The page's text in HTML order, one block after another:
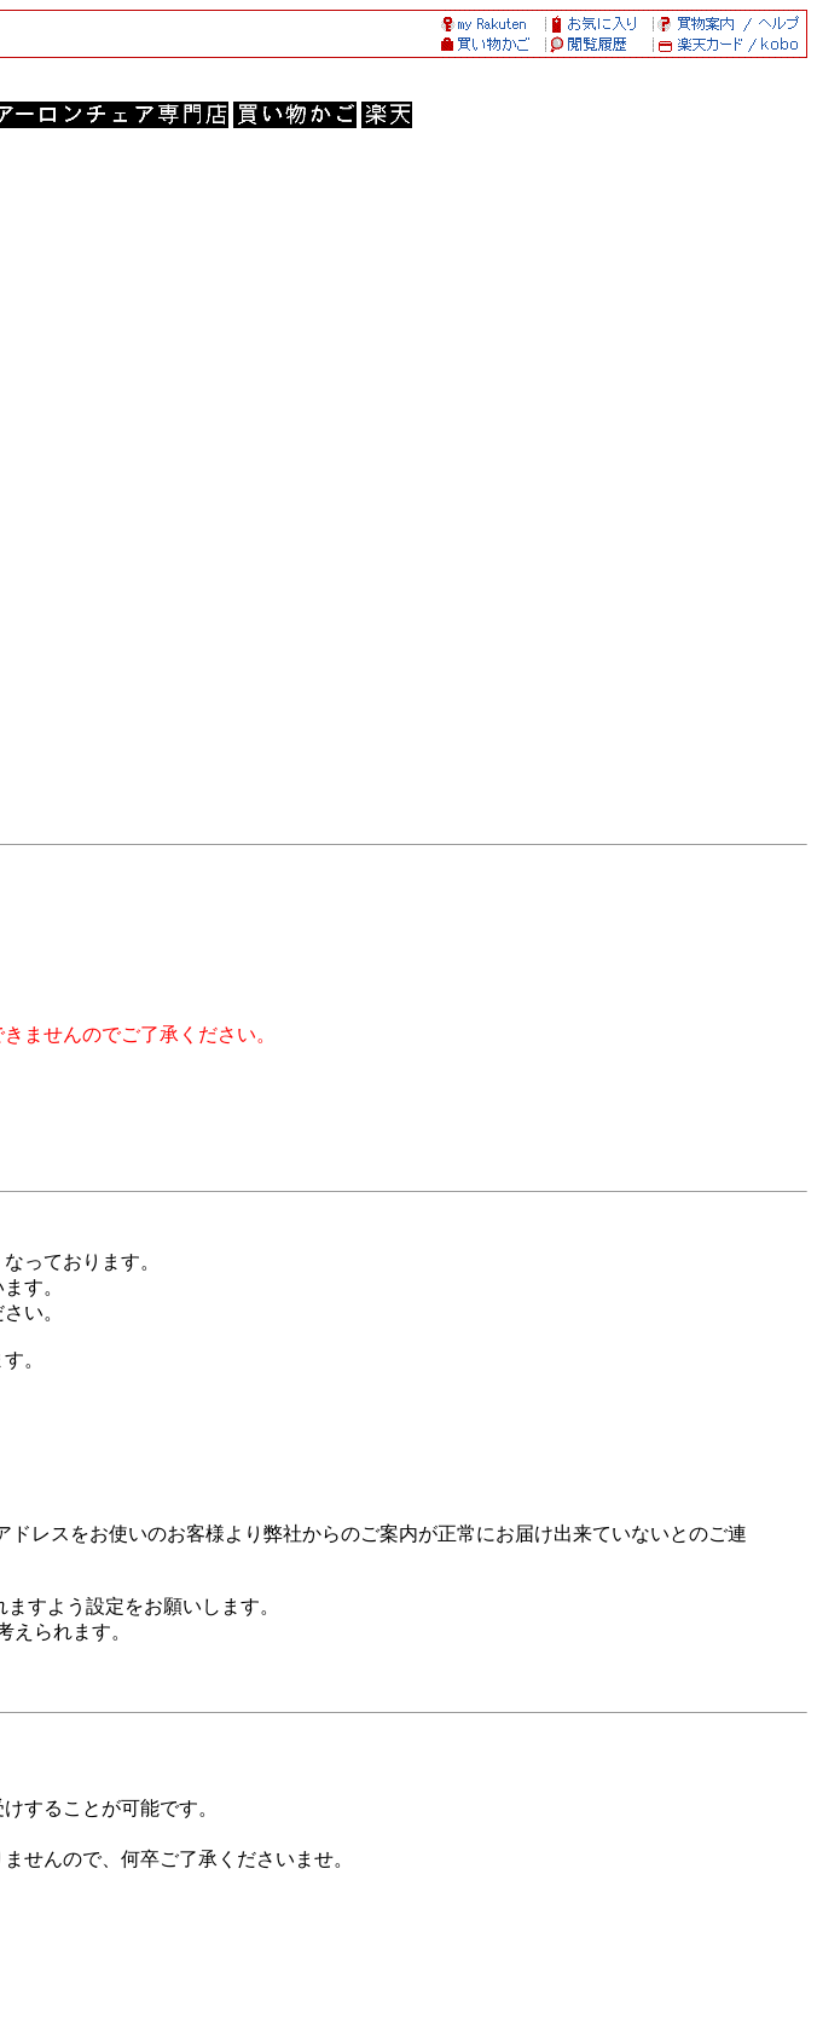
ませんのでご了承ください。
っております。
す。
い。
。
レスをお使いのお客様より弊社からのご案内が正常にお届け出来ていないとのご連
すよう設定をお願いします。
えられます。
することが可能です。
せんので、何卒ご了承くださいませ。